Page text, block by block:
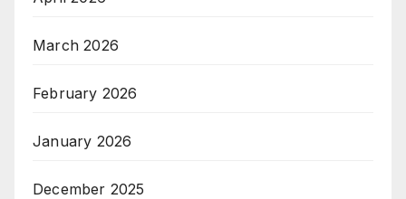
March 2026
February 2026
January 2026
December 2025